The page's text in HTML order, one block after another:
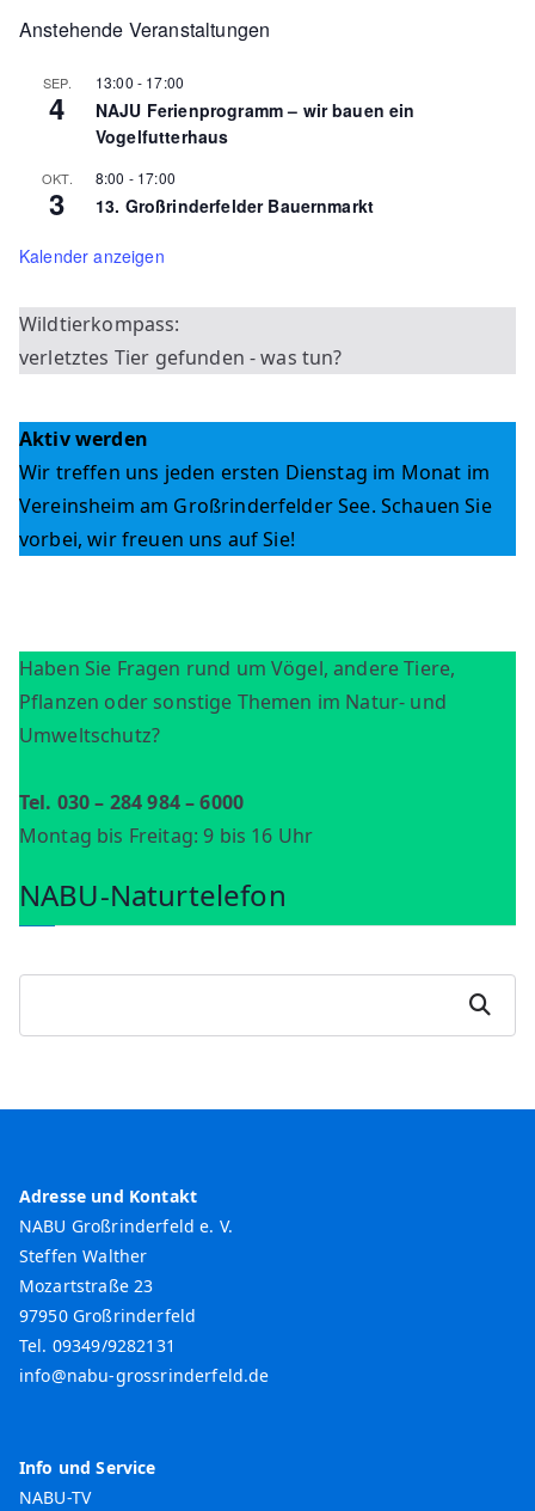
Anstehende Veranstaltungen
SEP.
4
13:00 - 17:00
NAJU Ferienprogramm – wir bauen ein
Vogelfutterhaus
OKT.
3
8:00 - 17:00
13. Großrinderfelder Bauernmarkt
Kalender anzeigen
Wildtierkompass:
verletztes Tier gefunden - was tun?
Aktiv werden
Wir treffen uns jeden ersten Dienstag im Monat im
Vereinsheim am Großrinderfelder See. Schauen Sie
vorbei, wir freuen uns auf Sie!
Haben Sie Fragen rund um Vögel, andere Tiere,
Pflanzen oder sonstige Themen im Natur- und
Umweltschutz?
Tel. 030 – 284 984 – 6000
Montag bis Freitag: 9 bis 16 Uhr
NABU-Naturtelefon
e
Suchen
Adresse und Kontakt
NABU Großrinderfeld e. V.
Steffen Walther
Mozartstraße 23
97950 Großrinderfeld
Tel. 09349/9282131
info@nabu-grossrinderfeld.de
Info und Service
NABU-TV